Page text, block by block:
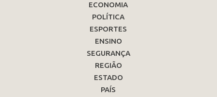
ECONOMIA
POLÍTICA
ESPORTES
ENSINO
SEGURANÇA
REGIÃO
ESTADO
PAÍS